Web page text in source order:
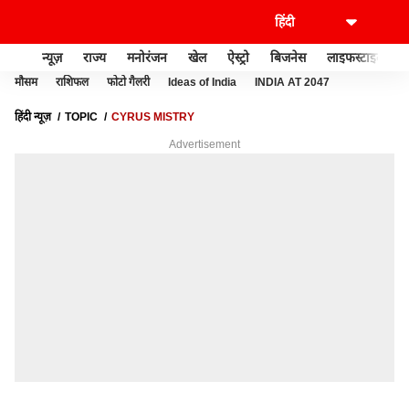
न्यूज़ राज्य मनोरंजन खेल ऐस्ट्रो बिजनेस लाइफस्टाइल
मौसम राशिफल फोटो गैलरी Ideas of India INDIA AT 2047
हिंदी न्यूज़ TOPIC CYRUS MISTRY
Advertisement